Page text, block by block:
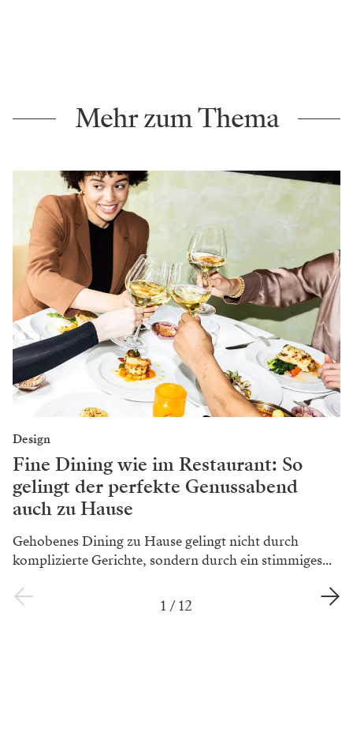
Mehr zum Thema
Design
Fine Dining wie im Restaurant: So
gelingt der perfekte Genussabend
auch zu Hause
Gehobenes Dining zu Hause gelingt nicht durch
komplizierte Gerichte, sondern durch ein stimmiges...
1 /12